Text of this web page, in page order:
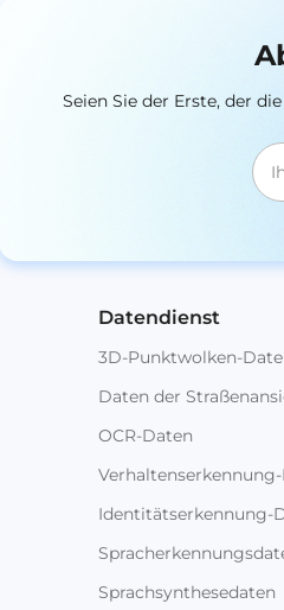
Seien Sie der Erste, der
Datendienst
3D-Punktwolken-
Daten der
OCR-Daten
Identitätserkennung-
Sprachsynthesedaten